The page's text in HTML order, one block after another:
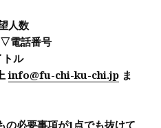
人数
電話番号
ル
info@fu-chi-ku-chi.jp ま
の必要事項が1点でも抜けて